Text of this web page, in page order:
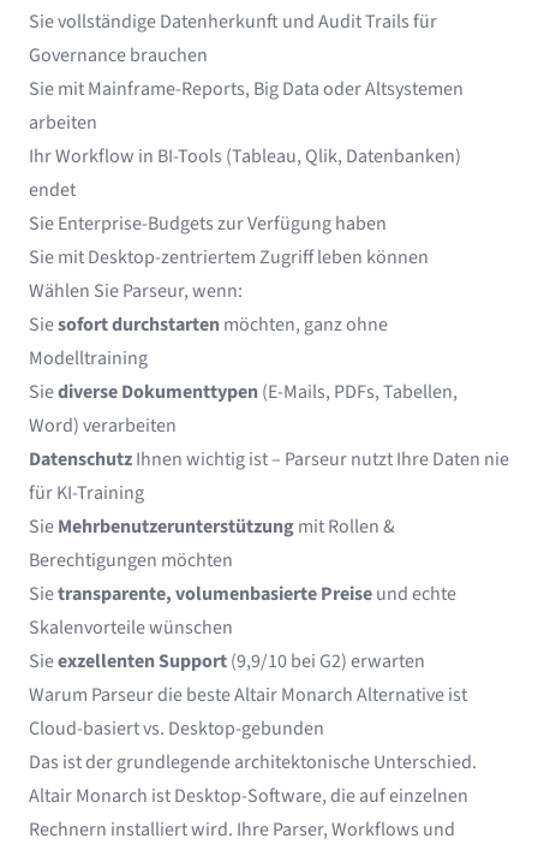
Sie vollständige Datenherkunft und Audit Trails für
Governance brauchen
Sie mit Mainframe-Reports, Big Data oder Altsystemen
arbeiten
Ihr Workflow in BI-Tools (Tableau, Qlik, Datenbanken)
endet
Sie Enterprise-Budgets zur Verfügung haben
Sie mit Desktop-zentriertem Zugriff leben können
Wählen Sie Parseur, wenn:
Siesofort durchstartenmöchten, ganz ohne
Modelltraining
Siediverse Dokumenttypen(E-Mails, PDFs, Tabellen,
Word) verarbeiten
DatenschutzIhnen wichtig ist – Parseur nutzt Ihre Daten nie
für KI-Training
SieMehrbenutzerunterstützungmit Rollen &
Berechtigungen möchten
Sietransparente, volumenbasierte Preiseund echte
Skalenvorteile wünschen
Sieexzellenten Support(9,9/10 bei G2) erwarten
Warum Parseur die beste Altair Monarch Alternative ist
Cloud-basiert vs. Desktop-gebunden
Das ist der grundlegende architektonische Unterschied.
Altair Monarch ist Desktop-Software, die auf einzelnen
Rechnern installiert wird. Ihre Parser, Workflows und